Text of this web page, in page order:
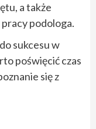
a także
podologa.
sukcesu w
poświęcić czas
się z